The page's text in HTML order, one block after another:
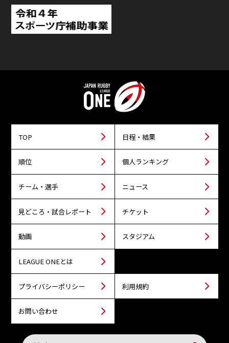
TOP 日程・結果
順位 個人ランキング
チーム・選手 ニュース
見どころ・試合レポート チケット
動画 スタジアム
LEAGUE ONEとは
プライバシーポリシー 利用規約
お問い合わせ